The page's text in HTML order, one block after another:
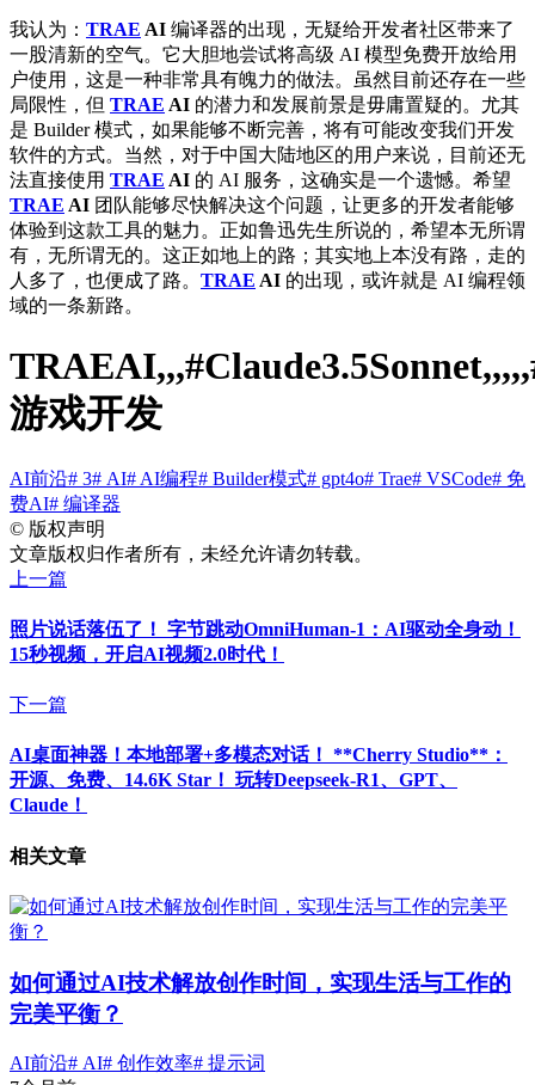
我认为： TRAE AI 编译器的出现，无疑给开发者社区带来了
一股清新的空气。它大胆地尝试将高级 AI 模型免费开放给用
户使用，这是一种非常具有魄力的做法。虽然目前还存在一些
局限性，但 TRAE AI 的潜力和发展前景是毋庸置疑的。尤其
是 Builder 模式，如果能够不断完善，将有可能改变我们开发
软件的方式。当然，对于中国大陆地区的用户来说，目前还无
法直接使用 TRAE AI 的 AI 服务，这确实是一个遗憾。希望
TRAE AI 团队能够尽快解决这个问题，让更多的开发者能够
体验到这款工具的魅力。正如鲁迅先生所说的，希望本无所谓
有，无所谓无的。这正如地上的路；其实地上本没有路，走的
人多了，也便成了路。 TRAE AI 的出现，或许就是 AI 编程领
域的一条新路。
游戏开发
AI前沿# 3# AI# AI编程# Builder模式# gpt4o# Trae# VSCode# 免
费AI# 编译器
© 版权声明
文章版权归作者所有，未经允许请勿转载。
上一篇
照片说话落伍了！ 字节跳动OmniHuman-1：AI驱动全身动！
15秒视频，开启AI视频2.0时代！
下一篇
AI桌面神器！本地部署+多模态对话！ **Cherry Studio**：
开源、免费、14.6K Star！ 玩转Deepseek-R1、GPT、
Claude！
相关文章
如何通过AI技术解放创作时间，实现生活与工作的
完美平衡？
AI前沿# AI# 创作效率# 提示词